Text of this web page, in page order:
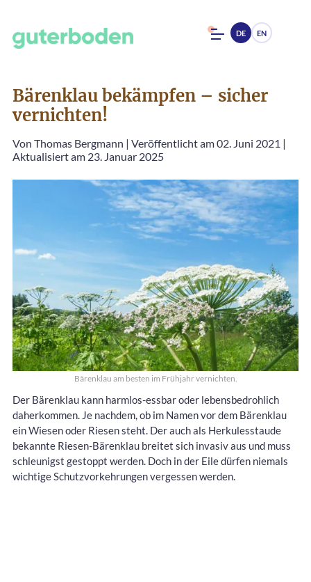
DE EN
Bärenklau bekämpfen – sicher
vernichten!
Von Thomas Bergmann | Veröffentlicht am 02. Juni 2021 |
Aktualisiert am 23. Januar 2025
Bärenklau am besten im Frühjahr vernichten.
Der Bärenklau kann harmlos-essbar oder lebensbedrohlich
daherkommen. Je nachdem, ob im Namen vor dem Bärenklau
ein Wiesen oder Riesen steht. Der auch als Herkulesstaude
bekannte Riesen-Bärenklau breitet sich invasiv aus und muss
schleunigst gestoppt werden. Doch in der Eile dürfen niemals
wichtige Schutzvorkehrungen vergessen werden.